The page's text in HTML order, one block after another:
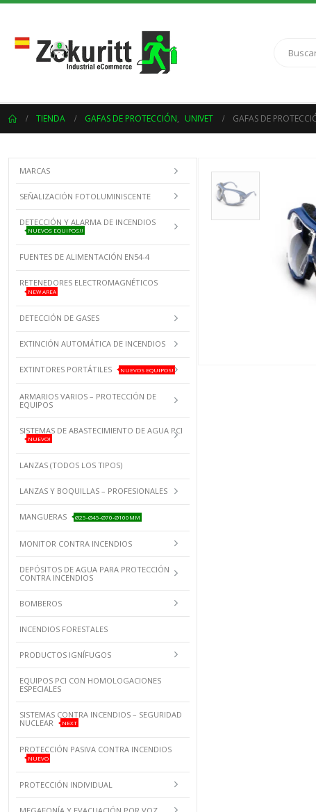
TIENDA GAFAS DE PROTECCIÓN, UNIVET GAFAS DE
MARCAS
SEÑALIZACIÓN FOTOLUMINISCENTE
DETECCIÓN Y ALARMA DE INCENDIOS
NUEVOS EQUIPOS!!
FUENTES DE ALIMENTACIÓN EN54-4
RETENEDORES ELECTROMAGNÉTICOS
NEW AREA
DETECCIÓN DE GASES
EXTINCIÓN AUTOMÁTICA DE INCENDIOS
EXTINTORES PORTÁTILES NUEVOS EQUIPOS!
ARMARIOS VARIOS – PROTECCIÓN DE
EQUIPOS
SISTEMAS DE ABASTECIMIENTO DE AGUA PCI
NUEVO!
LANZAS (TODOS LOS TIPOS)
LANZAS Y BOQUILLAS – PROFESIONALES
MANGUERAS Ø25-Ø45-Ø70-Ø100MM
MONITOR CONTRA INCENDIOS
DEPÓSITOS DE AGUA PARA PROTECCIÓN
CONTRA INCENDIOS
BOMBEROS
INCENDIOS FORESTALES
PRODUCTOS IGNÍFUGOS
EQUIPOS PCI CON HOMOLOGACIONES
ESPECIALES
SISTEMAS CONTRA INCENDIOS – SEGURIDAD
NUCLEAR
NEXT
PROTECCIÓN PASIVA CONTRA INCENDIOS
NUEVO
PROTECCIÓN INDIVIDUAL